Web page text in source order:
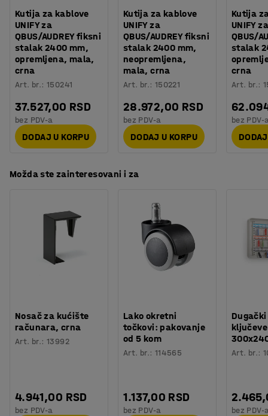
je to potrebno. Sve za efikasan radni dan!
Težina: 67,45 kg
Montaža: Potrebno je sklapanje
Testiranje: EN 15372:2023
Kvalitet & eko oznaka
Möbelfakta 420250512
Kutija za kablove
UNIFY za
QBUS/AUDREY fiksni
stalak 2400 mm,
opremljena, mala,
crna
Art. br.:150241
37.527,00 RSD
bez PDV-a
DODAJ U KORPU
Kutija za kablove
UNIFY za
QBUS/AUDREY fiksni
stalak 2400 mm,
neopremljena,
mala, crna
Art. br.: 150221
28.972,00 RSD
bez PDV-a
DODAJ U KORPU
Kutija
UNIFY za
QBUS/
stalak
crna
Art. br.:
bez PDV-
Možda ste zainteresovani i za
Nosač za kućište
računara, crna
Art. br.:13992
4.941,00 RSD
bez PDV-a
Lako okretni
točkovi: pakovanje
od 5 kom
Art. br.: 114565
1.137,00 RSD
bez PDV-a
Art. br.:
bez PDV-